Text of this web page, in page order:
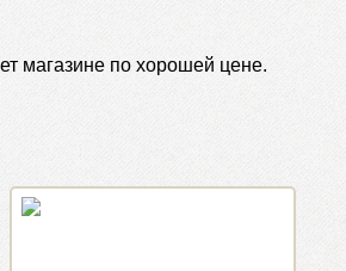
магазине по хорошей цене.